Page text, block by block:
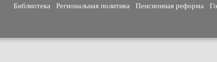
Библиотека
Региональная политика Пенсионная реформа